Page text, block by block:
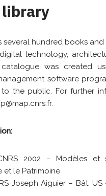
library
several hundred books
technology,
was created
software
the public. For further
2002 – Modèles et
et le Patrimoine
Joseph Aiguier – Bât.